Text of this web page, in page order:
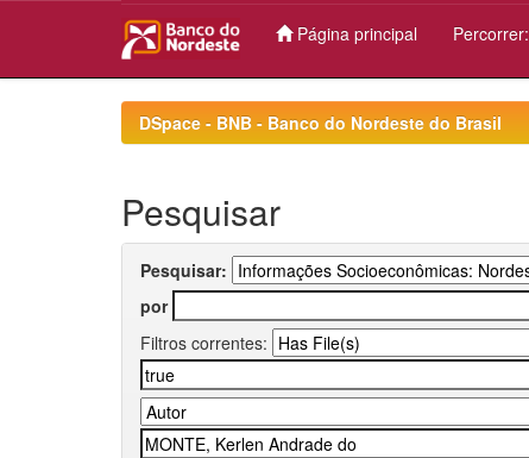
Página principal Percorrer:
DSpace - BNB - Banco do Nordeste do Brasil
Pesquisar
Pesquisar:
por
Filtros correntes: